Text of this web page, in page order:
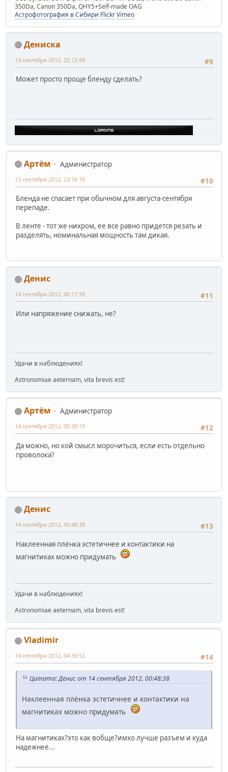
350Da, Canon 350Da, QHY5+Self-made OAG
Астрофотография в Сибири FlickrVimeo
Дениска
#9
13 сентября 2012, 22:12:49
Может просто проще бленду сделать?
Артём
Администратор
#10
13 сентября 2012, 23:16:10
Бленда не спасает при обычном для августа-сентября
перепаде.
В ленте - тот же нихром, ее все равно придется резать и
разделять, номинальная мощность там дикая.
Денис
#11
14 сентября 2012, 00:17:39
Или напряжение снижать, не?
Удачи в наблюдениях!
Astronomiae aeternam, vita brevis est!
Артём
Администратор
#12
14 сентября 2012, 00:30:15
Да можно, но кой смысл морочиться, если есть отдельно
проволока?
Денис
#13
14 сентября 2012, 00:48:38
Наклеенная плёнка эстетичнее и контактики на
магнитиках можно придумать
Удачи в наблюдениях!
Astronomiae aeternam, vita brevis est!
Vladimir
#14
14 сентября 2012, 04:30:52
Цитата: Денис от 14 сентября 2012, 00:48:38
Наклеенная плёнка эстетичнее и контактики на
магнитиках можно придумать
На магнитиках?это как вобще?имхо лучше разъем и куда
надежнее...